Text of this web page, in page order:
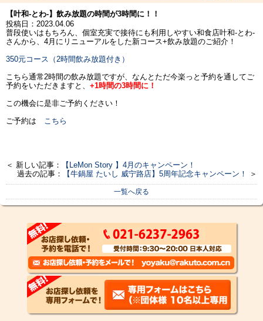
【叶和-とわ-】飲み放題の時間が3時間に！！
投稿日：2023.04.06
普段使いはもちろん、個室充実で接待にも利用しやすい和食店叶和-とわ-
さんから、4月にリニューアルをした新コース+飲み放題のご紹介！
350元コース（2時間飲み放題付き）
こちら通常2時間の飲み放題ですが、なんとただ今楽っと予約を通してご
予約をいただきますと、 +1時間の3時間に！
この機会に是非ご予約ください！
ご予約は こちら
＜ 新しい記事：
【LeMon Story 】4月のキャンペーン！
過去の記事：
【牛鍋屋 たいし 威宁路店】5周年記念キャンペーン！ ＞
一覧へ戻る